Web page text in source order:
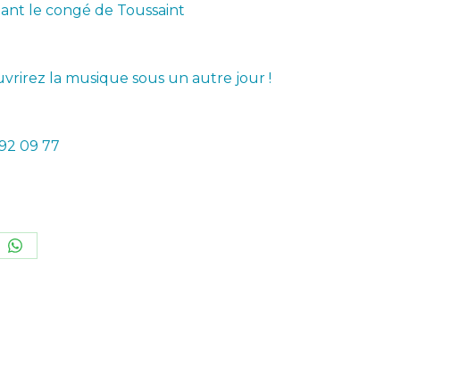
le congé de Toussaint
la musique sous un autre jour !
09 77
Partager